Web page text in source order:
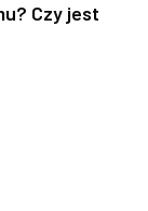
Czy jest